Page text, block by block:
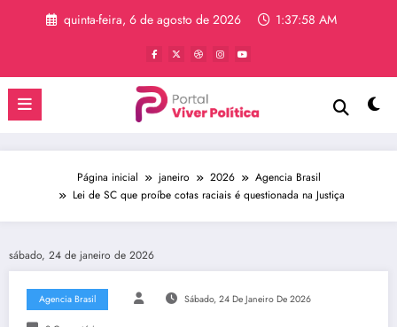
quinta-feira, 6 de agosto de 2026 1:37:59 AM
Página inicial janeiro 2026
Agencia Brasil
Lei de SC que proíbe cotas raciais é questionada na Justiça
sábado, 24 de janeiro de 2026
Agencia Brasil Sábado, 24 De Janeiro De 2026